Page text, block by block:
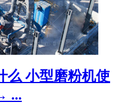
么 小型磨粉机使
...